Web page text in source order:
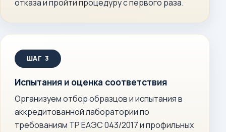
отказа и пройти процедуру с первого раза.
Испытания и оценка соответствия
Организуем отбор образцов и испытания в
аккредитованной лаборатории по
требованиям ТР ЕАЭС 043/2017 и профильных